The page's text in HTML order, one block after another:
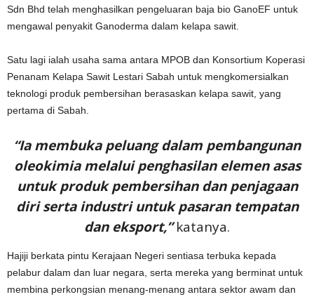
Sdn Bhd telah menghasilkan pengeluaran baja bio GanoEF untuk
mengawal penyakit Ganoderma dalam kelapa sawit.
Satu lagi ialah usaha sama antara MPOB dan Konsortium Koperasi
Penanam Kelapa Sawit Lestari Sabah untuk mengkomersialkan
teknologi produk pembersihan berasaskan kelapa sawit, yang
pertama di Sabah.
“Ia membuka peluang dalam pembangunan
oleokimia melalui penghasilan elemen asas
untuk produk pembersihan dan penjagaan
diri serta industri untuk pasaran tempatan
dan eksport,”katanya.
Hajiji berkata pintu Kerajaan Negeri sentiasa terbuka kepada
pelabur dalam dan luar negara, serta mereka yang berminat untuk
membina perkongsian menang-menang antara sektor awam dan